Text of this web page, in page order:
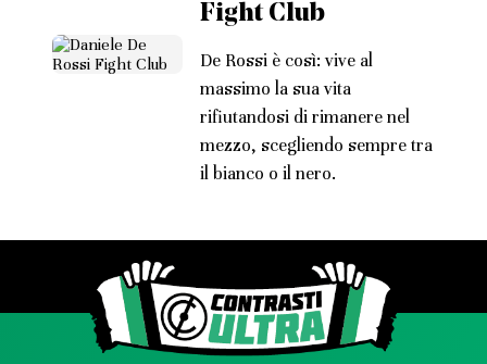
Fight Club
De Rossi è così: vive al
massimo la sua vita
rifiutandosi di rimanere nel
mezzo, scegliendo sempre tra
il bianco o il nero.